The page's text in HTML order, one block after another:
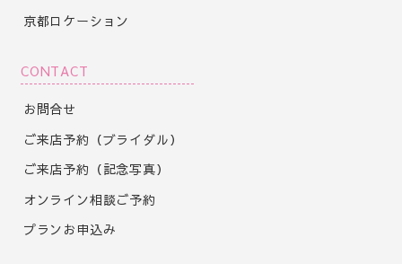
京都ロケーション
CONTACT
お問合せ
ご来店予約（ブライダル）
ご来店予約（記念写真）
オンライン相談ご予約
プランお申込み